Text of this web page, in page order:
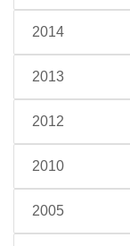
2014
2013
2012
2010
2005